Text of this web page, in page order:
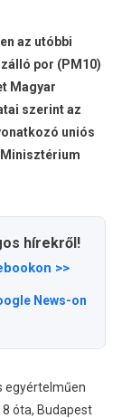
az utóbbi
por (PM10)
Magyar
szerint az
uniós
hírekről!
>>
News-on
egyértelműen
óta, Budapest